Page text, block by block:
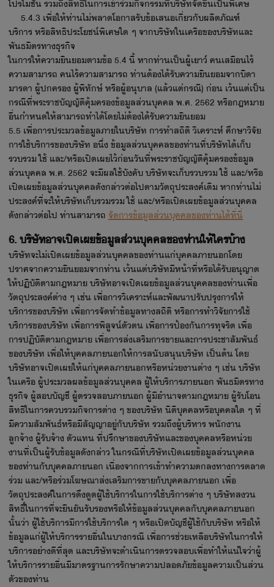
โปรโมชัน รวมถึงสิทธิในการเข้าร่วมกิจกรรมที่บริษัทจัดขึ้นเป็นพิเศษ
5.4.3 เพื่อให้ท่านไม่พลาดโอกาสรับข้อเสนอเกี่ยวกับผลิตภัณฑ์
บริการ หรือสิทธิประโยชน์พิเศษใด ๆ จากบริษัทในเครือของบริษัทและ
พันธมิตรทางธุรกิจ
ในการให้ความยินยอมตามข้อ 5.4 นี้ หากท่านเป็นผู้เยาว์ คนเสมือนไร้
ความสามารถ คนไร้ความสามารถ ท่านต้องได้รับความยินยอมจากบิดา
มารดา ผู้ปกครอง ผู้พิทักษ์ หรือผู้อนุบาล (แล้วแต่กรณี) ก่อน เว้นแต่เป็น
กรณีที่พระราชบัญญัติคุ้มครองข้อมูลส่วนบุคคล พ.ศ. 2562 หรือกฎหมาย
อื่นกำหนดให้สามารถทำได้โดยไม่ต้องได้รับความยินยอม
5.5 เพื่อการประมวลข้อมูลภายในบริษัท การทำสถิติ วิเคราะห์ ศึกษาวิจัย
การใช้บริการของบริษัท อนึ่ง ข้อมูลส่วนบุคคลของท่านที่บริษัทได้เก็บ
รวบรวม ใช้ และ/หรือเปิดเผยไว้ก่อนวันที่พระราชบัญญัติคุ้มครองข้อมูล
ส่วนบุคคล พ.ศ. 2562 จะมีผลใช้บังคับ บริษัทจะเก็บรวบรวม ใช้ และ/หรือ
เปิดเผยข้อมูลส่วนบุคคลดังกล่าวต่อไปตามวัตถุประสงค์เดิม หากท่านไม่
ประสงค์ที่จะให้บริษัทเก็บรวมรวม ใช้ และ/หรือเปิดเผยข้อมูลส่วนบุคคล
ดังกล่าวต่อไป ท่านสามารถ จัดการข้อมูลส่วนบุคคลของท่านได้ที่นี่
6. บริษัทอาจเปิดเผยข้อมูลส่วนบุคคลของท่านให้ใครบ้าง
บริษัทจะไม่เปิดเผยข้อมูลส่วนบุคคลของท่านแก่บุคคลภายนอกโดย
ปราศจากความยินยอมจากท่าน เว้นแต่บริษัทมีหน้าที่หรือได้รับอนุญาต
ให้ปฏิบัติตามกฎหมาย บริษัทอาจเปิดเผยข้อมูลส่วนบุคคลของท่านเพื่อ
วัตถุประสงค์ต่าง ๆ เช่น เพื่อการวิเคราะห์และพัฒนาปรับปรุงการให้
บริการของบริษัท เพื่อการจัดทำข้อมูลทางสถิติ หรือการทำวิจัยการใช้
บริการของบริษัท เพื่อการพิสูจน์ตัวตน เพื่อการป้องกันการทุจริต เพื่อ
การปฏิบัติตามกฎหมาย เพื่อการส่งเสริมการขายและการประชาสัมพันธ์
ของบริษัท เพื่อให้บุคคลภายนอกให้การสนับสนุนบริษัท เป็นต้น โดย
บริษัทอาจเปิดเผยให้แก่บุคคลภายนอกหรือหน่วยงานต่าง ๆ เช่น บริษัท
ในเครือ ผู้ประมวลผลข้อมูลส่วนบุคคล ผู้ให้บริการภายนอก พันธมิตรทาง
ธุรกิจ ผู้สอบบัญชี ผู้ตรวจสอบภายนอก ผู้มีอำนาจตามกฎหมาย ผู้รับโอน
สิทธิในการควบรวมกิจการต่าง ๆ ของบริษัท นิติบุคคลหรือบุคคลใด ๆ ที่
มีความสัมพันธ์หรือมีสัญญาอยู่กับบริษัท รวมถึงผู้บริหาร พนักงาน
ลูกจ้าง ผู้รับจ้าง ตัวแทน ที่ปรึกษาของบริษัทและของบุคคลหรือหน่วย
งานที่เป็นผู้รับข้อมูลดังกล่าว ในกรณีที่บริษัทเปิดเผยข้อมูลส่วนบุคคล
ของท่านกับบุคคลภายนอก เนื่องจากการเข้าทำความตกลงทางการตลาด
ร่วม และ/หรือร่วมโฆษณาส่งเสริมการขายกับบุคคลภายนอก เพื่อ
วัตถุประสงค์ในการดึงดูดผู้ใช้บริการในการใช้บริการต่าง ๆ บริษัทสงวน
สิทธิ์ในการที่จะยืนยันรับรองหรือให้ข้อมูลส่วนบุคคลกับบุคคลภายนอก
นั้นว่า ผู้ใช้บริการมีการใช้บริการใด ๆ หรือเปิดบัญชีผู้ใช้กับบริษัท หรือให้
ข้อมูลแก่ผู้ให้บริการรายอื่นในบางกรณี เพื่อการช่วยเหลือบริษัทในการให้
บริการอย่างดีที่สุด และบริษัทจะดำเนินการตรวจสอบเพื่อทำให้แน่ใจว่าผู้
ให้บริการรายอื่นมีมาตรฐานการรักษาความปลอดภัยข้อมูลความเป็นส่วน
ตัวของท่าน